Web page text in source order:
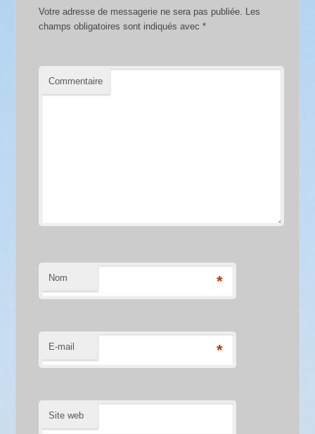
Votre adresse de messagerie ne sera pas publiée. Les
champs obligatoires sont indiqués avec*
Commentaire
Nom *
E-mail *
Site web